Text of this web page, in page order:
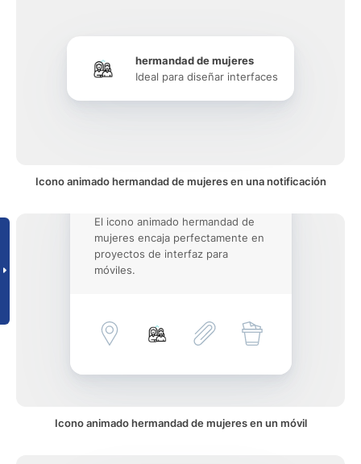
hermandad de mujeres
Ideal para diseñar interfaces
Icono animado hermandad de mujeres en una notificación
El icono animado hermandad de
mujeres encaja perfectamente en
proyectos de interfaz para
móviles.
Icono animado hermandad de mujeres en un móvil